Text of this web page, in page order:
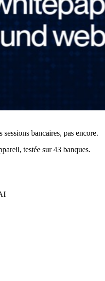
bancaires, pas encore.
testée sur 43 banques.